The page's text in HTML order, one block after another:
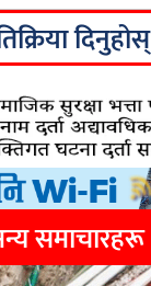
दिनुहोस्
समाचारहरू